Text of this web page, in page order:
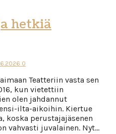
hetkiä
0
Teatteriin vasta sen
kun vietettiin
olen jahdannut
ilta-aikoihin. Kiertue
koska perustajajäsenen
vahvasti juvalainen. Nyt…